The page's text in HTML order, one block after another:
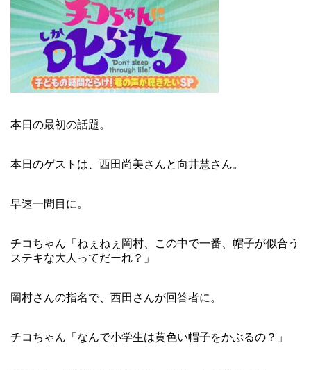
本日の最初の話題。
本日のゲストは、西田尚美さんと向井慧さん。
早速一問目に。
チコちゃん「ねぇねぇ岡村、この中で一番、帽子が似合う
ステキな大人ってだーれ？」
岡村さんの指名で、西田さんが回答者に。
チコちゃん「なんで小学生は黄色い帽子をかぶるの？」